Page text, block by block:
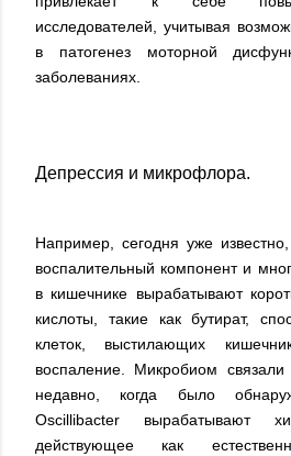
исследователей, учитывая
в патогенез моторной
заболеваниях.
Депрессия и микрофлора.
Например, сегодня уже
воспалительный компонент и
в кишечнике вырабатывают
кислоты, такие как бутират,
клеток, выстилающих
воспаление. Микробиом
недавно, когда было
Oscillibacter вырабатывают
действующее как